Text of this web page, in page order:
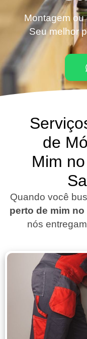
Montagem
Seu melhor
de
Mim
Quando você
perto de mim no
nós